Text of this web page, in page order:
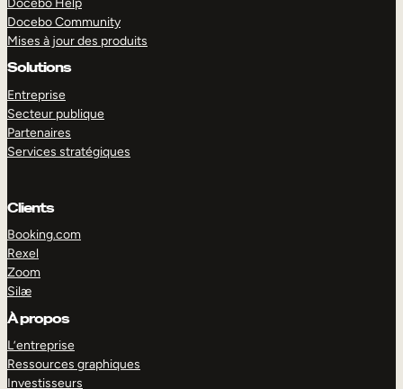
Docebo Community
Mises à jour des produits
Solutions
Entreprise
Secteur publique
Partenaires
Services stratégiques
Clients
Booking.com
Rexel
Zoom
Silæ
À propos
L’entreprise
Ressources graphiques
Investisseurs